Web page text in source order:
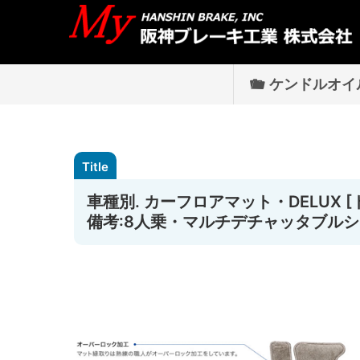
ケンドルオイ
車種別. カーフロアマット・DELUX
備考:8人乗・マルチデチャッタブル